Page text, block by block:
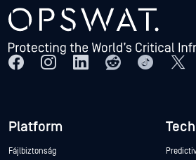
Platform
Fájlbiztonság